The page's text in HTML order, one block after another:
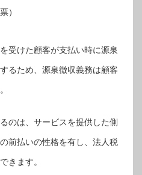
）
受けた顧客が支払い時に源泉
るため、源泉徴収義務は顧客
のは、サービスを提供した側
前払いの性格を有し、法人税
きます。